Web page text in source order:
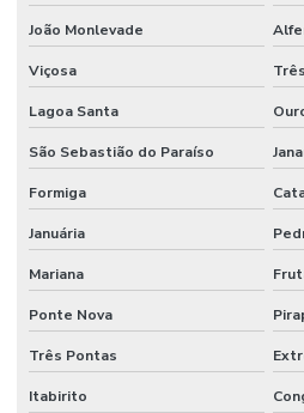
Sistema de incêndio endereçável
Sistema contra incêndio hidrantes
Sistema contra incêndio hidráulico
Sistema contra incêndio industrial
Sistema de incêndio industrial
Sistema contra incêndio sprinkler
Sistema de incêndio sprinkler
Sistema de prevenção contra incêndio
Sistema preventivo de incêndio
João Monlevade
Viçosa
Lagoa Santa
São Sebastião do Paraíso
Formiga
Januária
Mariana
Ponte Nova
Três Pontas
Itabirito